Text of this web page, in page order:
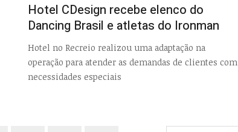
Hotel CDesign recebe elenco do
Dancing Brasil e atletas do Ironman
Hotel no Recreio realizou uma adaptação na
operação para atender as demandas de clientes com
necessidades especiais